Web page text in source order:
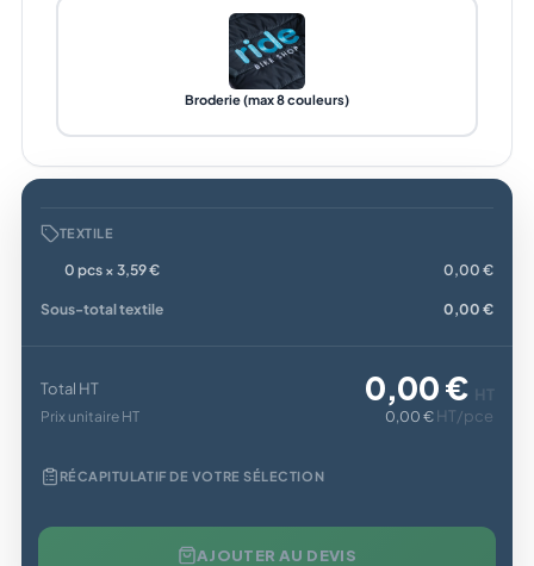
Broderie (max 8 couleurs)
TEXTILE
0 pcs × 3,59 € 0,00 €
Sous-total textile 0,00 €
Total HT 0,00 € HT
Prix unitaire HT 0,00 € HT/pce
RÉCAPITULATIF DE VOTRE SÉLECTION
AJOUTER AU DEVIS